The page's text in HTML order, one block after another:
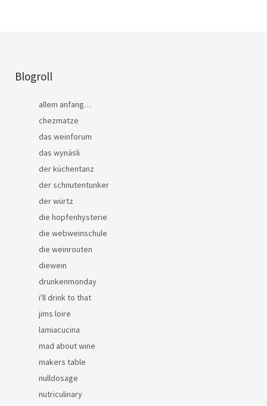
Blogroll
allem anfang…
chezmatze
das weinforum
das wynäsli
der küchentanz
der schnutentunker
der würtz
die hopfenhysterie
die webweinschule
die weinrouten
diewein
drunkenmonday
i'll drink to that
jims loire
lamiacucina
mad about wine
makers table
nulldosage
nutriculinary